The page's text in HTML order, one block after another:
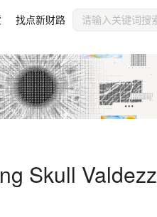
找点新财路
Skull Valdezz